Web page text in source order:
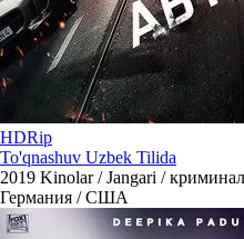
HDRip
To'qnashuv Uzbek Tilida
2019 Kinolar / Jangari /
Германия / США